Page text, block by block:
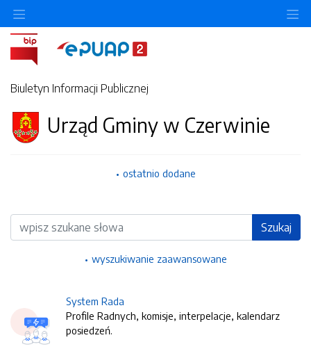
Biuletyn Informacji Publicznej
Urząd Gminy w Czerwinie
ostatnio dodane
Wyszukiwarka Szukaj
wyszukiwanie zaawansowane
System Rada
Profile Radnych, komisje, interpelacje, kalendarz
posiedzeń.